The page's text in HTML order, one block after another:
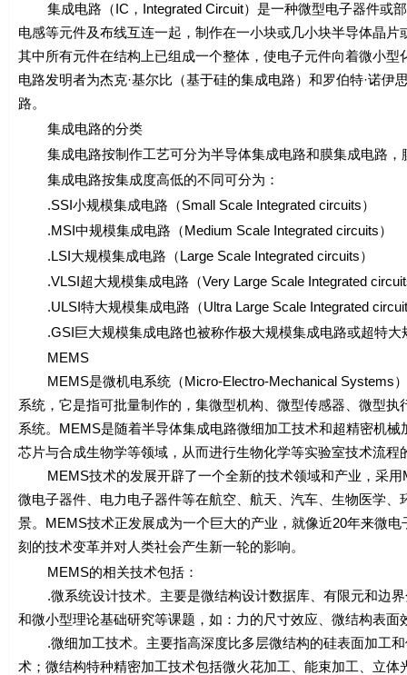
集成电路（IC，Integrated Circuit）是一种微型电子器件或
电感等元件及布线互连一起，制作在一小块或几小块半导体晶
其中所有元件在结构上已组成一个整体，使电子元件向着微小
电路发明者为杰克·基尔比（基于硅的集成电路）和罗伯特·诺
路。
集成电路的分类
集成电路按制作工艺可分为半导体集成电路和膜集成电路，
集成电路按集成度高低的不同可分为：
.SSI小规模集成电路（Small Scale Integrated circuits）
.MSI中规模集成电路（Medium Scale Integrated circuits）
.LSI大规模集成电路（Large Scale Integrated circuits）
.VLSI超大规模集成电路（Very Large Scale Integrated
.ULSI特大规模集成电路（Ultra Large Scale Integrated
.GSI巨大规模集成电路也被称作极大规模集成电路或超特大
MEMS
MEMS是微机电系统（Micro-Electro-Mechanical Systems）
系统，它是指可批量制作的，集微型机构、微型传感器、微型
系统。MEMS是随着半导体集成电路微细加工技术和超精密机
芯片与合成生物学等领域，从而进行生物化学等实验室技术流程
MEMS技术的发展开辟了一个全新的技术领域和产业，采用
微电子器件、电力电子器件等在航空、航天、汽车、生物医学
景。MEMS技术正发展成为一个巨大的产业，就像近20年来微
刻的技术变革并对人类社会产生新一轮的影响。
MEMS的相关技术包括：
.微系统设计技术。主要是微结构设计数据库、有限元和边界
和微小型理论基础研究等课题，如：力的尺寸效应、微结构表
.微细加工技术。主要指高深度比多层微结构的硅表面加工和
术；微结构特种精密加工技术包括微火花加工、能束加工、立